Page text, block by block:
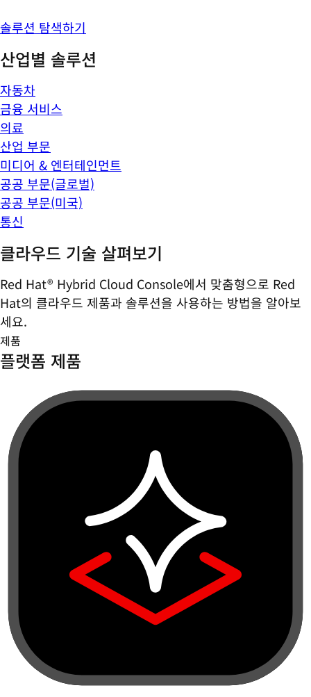
솔루션 탐색하기
산업별 솔루션
자동차
금융 서비스
의료
산업 부문
미디어 & 엔터테인먼트
공공 부문(글로벌)
공공 부문(미국)
통신
클라우드 기술 살펴보기
Red Hat® Hybrid Cloud Console에서 맞춤형으로 Red
Hat의 클라우드 제품과 솔루션을 사용하는 방법을 알아보
세요.
제품
플랫폼 제품